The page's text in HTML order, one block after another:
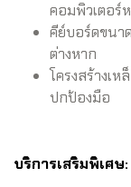
คอมพิวเตอร์
คีย์บอร์ดขนา
ต่างหาก
โครงสร้างเ
ปกป้องมือ
บริการเสริมพิเศษ: